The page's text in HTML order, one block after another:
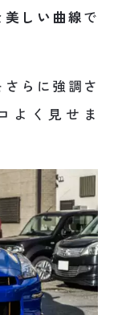
美しい曲線で
らに強調さ
よく見せま